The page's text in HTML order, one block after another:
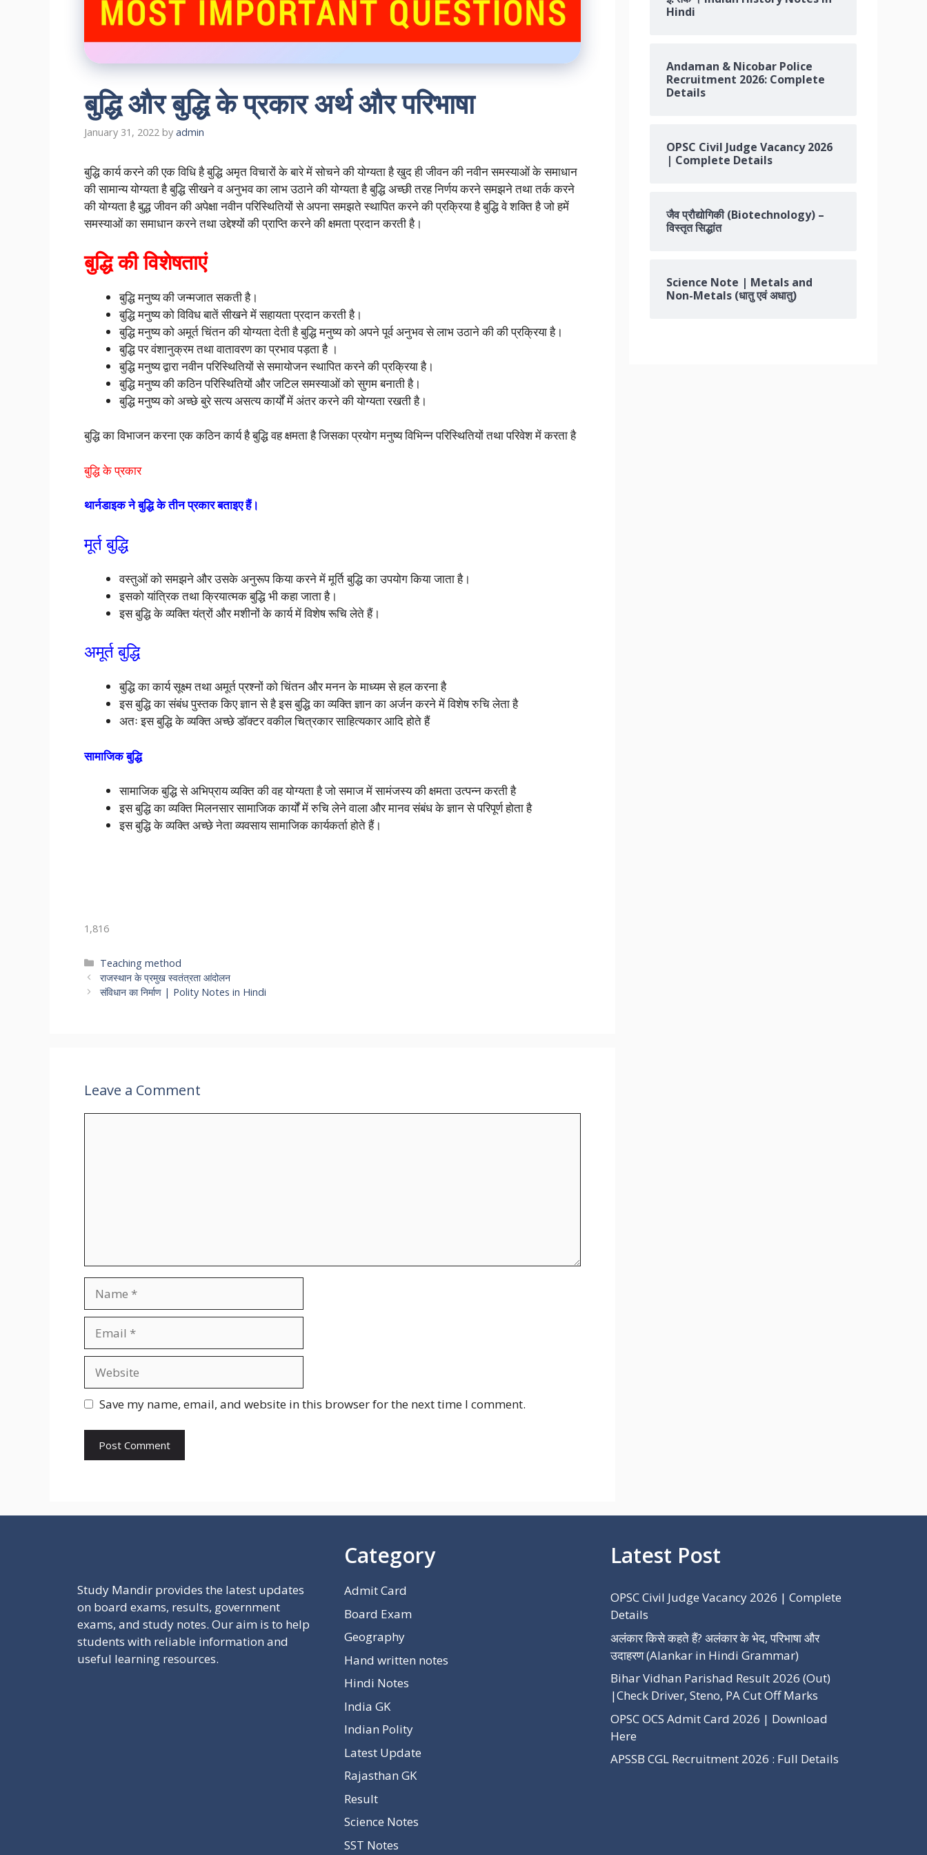
बुद्धि और बुद्धि के प्रकार अर्थ और परिभाषा
January 31, 2022 by admin
बुद्धि कार्य करने की एक विधि है बुद्धि अमृत विचारों के बारे में सोचने की योग्यता है खुद ही जीवन की नवीन समस्याओं के समाधान
की सामान्य योग्यता है बुद्धि सीखने व अनुभव का लाभ उठाने की योग्यता है बुद्धि अच्छी तरह निर्णय करने समझने तथा तर्क करने
की योग्यता है बुद्ध जीवन की अपेक्षा नवीन परिस्थितियों से अपना समझते स्थापित करने की प्रक्रिया है बुद्धि वे शक्ति है जो हमें
समस्याओं का समाधान करने तथा उद्देश्यों की प्राप्ति करने की क्षमता प्रदान करती है।
बुद्धि की विशेषताएं
बुद्धि मनुष्य की जन्मजात सकती है।
बुद्धि मनुष्य को विविध बातें सीखने में सहायता प्रदान करती है।
बुद्धि मनुष्य को अमूर्त चिंतन की योग्यता देती है बुद्धि मनुष्य को अपने पूर्व अनुभव से लाभ उठाने की की प्रक्रिया है।
बुद्धि पर वंशानुक्रम तथा वातावरण का प्रभाव पड़ता है ।
बुद्धि मनुष्य द्वारा नवीन परिस्थितियों से समायोजन स्थापित करने की प्रक्रिया है।
बुद्धि मनुष्य की कठिन परिस्थितियों और जटिल समस्याओं को सुगम बनाती है।
बुद्धि मनुष्य को अच्छे बुरे सत्य असत्य कार्यों में अंतर करने की योग्यता रखती है।
बुद्धि का विभाजन करना एक कठिन कार्य है बुद्धि वह क्षमता है जिसका प्रयोग मनुष्य विभिन्न परिस्थितियों तथा परिवेश में करता है
बुद्धि के प्रकार
थार्नडाइक ने बुद्धि के तीन प्रकार बताइए हैं।
मूर्त बुद्धि
वस्तुओं को समझने और उसके अनुरूप किया करने में मूर्ति बुद्धि का उपयोग किया जाता है।
इसको यांत्रिक तथा क्रियात्मक बुद्धि भी कहा जाता है।
इस बुद्धि के व्यक्ति यंत्रों और मशीनों के कार्य में विशेष रूचि लेते हैं।
अमूर्त बुद्धि
बुद्धि का कार्य सूक्ष्म तथा अमूर्त प्रश्नों को चिंतन और मनन के माध्यम से हल करना है
इस बुद्धि का संबंध पुस्तक किए ज्ञान से है इस बुद्धि का व्यक्ति ज्ञान का अर्जन करने में विशेष रुचि लेता है
अतः इस बुद्धि के व्यक्ति अच्छे डॉक्टर वकील चित्रकार साहित्यकार आदि होते हैं
सामाजिक बुद्धि
सामाजिक बुद्धि से अभिप्राय व्यक्ति की वह योग्यता है जो समाज में सामंजस्य की क्षमता उत्पन्न करती है
इस बुद्धि का व्यक्ति मिलनसार सामाजिक कार्यों में रुचि लेने वाला और मानव संबंध के ज्ञान से परिपूर्ण होता है
इस बुद्धि के व्यक्ति अच्छे नेता व्यवसाय सामाजिक कार्यकर्ता होते हैं।
1,816
Categories
Teaching method
राजस्थान के प्रमुख स्वतंत्रता आंदोलन
संविधान का निर्माण | Polity Notes in Hindi
Leave a Comment
Save my name, email, and website in this browser for the next time I comment.
Hindi
Andaman & Nicobar Police
Recruitment 2026: Complete
Details
OPSC Civil Judge Vacancy 2026
| Complete Details
जैव प्रौद्योगिकी (Biotechnology) –
विस्तृत सिद्धांत
Science Note | Metals and
Non-Metals (धातु एवं अधातु)
Study Mandir provides the latest updates
on board exams, results, government
exams, and study notes. Our aim is to help
students with reliable information and
useful learning resources.
Category
Admit Card
Board Exam
Geography
Hand written notes
Hindi Notes
India GK
Indian Polity
Latest Update
Rajasthan GK
Result
Science Notes
SST Notes
Latest Post
OPSC Civil Judge Vacancy 2026 | Complete
Details
अलंकार किसे कहते हैं? अलंकार के भेद, परिभाषा और
उदाहरण (Alankar in Hindi Grammar)
Bihar Vidhan Parishad Result 2026 (Out)
|Check Driver, Steno, PA Cut Off Marks
OPSC OCS Admit Card 2026 | Download
Here
APSSB CGL Recruitment 2026 : Full Details